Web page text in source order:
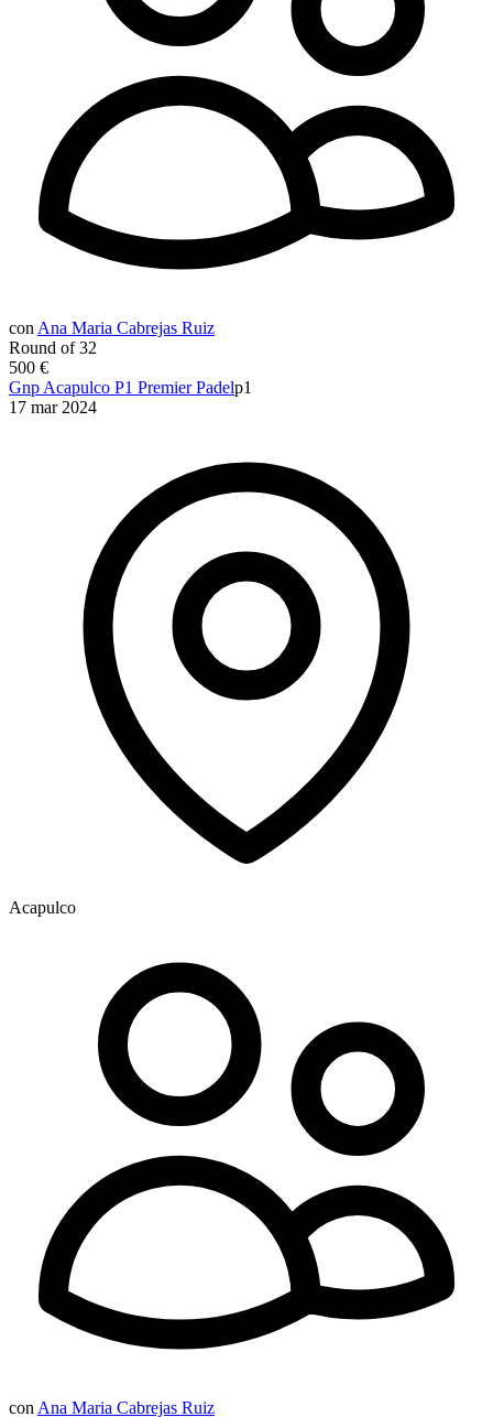
con Ana Maria Cabrejas Ruiz
Round of 32
500 €
Gnp Acapulco P1 Premier Padelp1
17 mar 2024
Acapulco
con Ana Maria Cabrejas Ruiz